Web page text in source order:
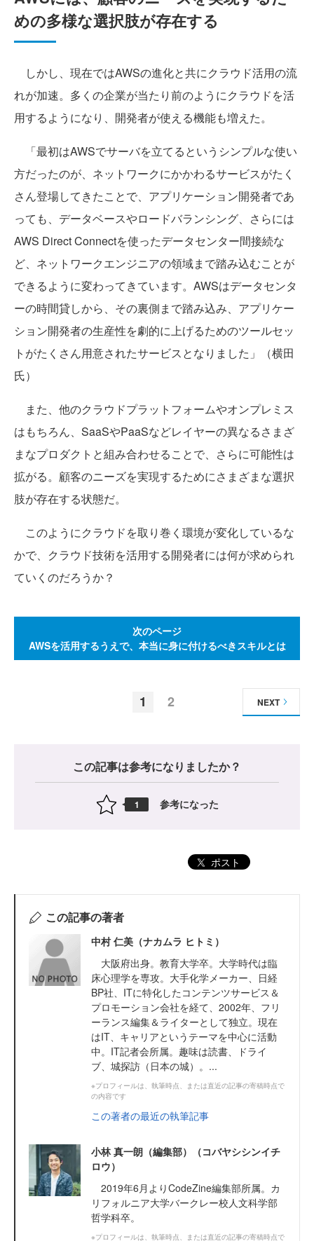
めの多様な選択肢が存在する
しかし、現在ではAWSの進化と共にクラウド活用の流
れが加速。多くの企業が当たり前のようにクラウドを活
用するようになり、開発者が使える機能も増えた。
「最初はAWSでサーバを立てるというシンプルな使い
方だったのが、ネットワークにかかわるサービスがたく
さん登場してきたことで、アプリケーション開発者であ
っても、データベースやロードバランシング、さらには
AWS Direct Connectを使ったデータセンター間接続な
ど、ネットワークエンジニアの領域まで踏み込むことが
できるように変わってきています。AWSはデータセンタ
ーの時間貸しから、その裏側まで踏み込み、アプリケー
ション開発者の生産性を劇的に上げるためのツールセッ
トがたくさん用意されたサービスとなりました」（横田
氏）
また、他のクラウドプラットフォームやオンプレミス
はもちろん、SaaSやPaaSなどレイヤーの異なるさまざ
まなプロダクトと組み合わせることで、さらに可能性は
拡がる。顧客のニーズを実現するためにさまざまな選択
肢が存在する状態だ。
このようにクラウドを取り巻く環境が変化しているな
かで、クラウド技術を活用する開発者には何が求められ
ていくのだろうか？
次のページ
AWSを活用するうえで、本当に身に付けるべきスキルとは
1 2 NEXT
この記事は参考になりましたか？
1 参考になった
ポスト
この記事の著者
中村 仁美（ナカムラ ヒトミ）
大阪府出身。教育大学卒。大学時代は臨
床心理学を専攻。大手化学メーカー、日経
BP社、ITに特化したコンテンツサービス＆
プロモーション会社を経て、2002年、フリ
ーランス編集＆ライターとして独立。現在
はIT、キャリアというテーマを中心に活動
中。IT記者会所属。趣味は読書、ドライ
ブ、城探訪（日本の城）。...
※プロフィールは、執筆時点、または直近の記事の寄稿時点で
の内容です
この著者の最近の執筆記事
小林 真一朗（編集部）（コバヤシシンイチ
ロウ）
2019年6月よりCodeZine編集部所属。カ
リフォルニア大学バークレー校人文科学部
哲学科卒。
※プロフィールは、執筆時点、または直近の記事の寄稿時点で